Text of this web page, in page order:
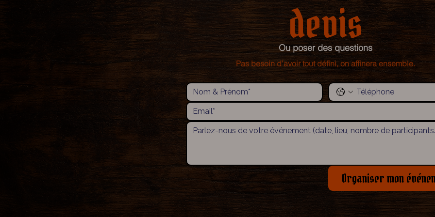
devis
Ou poser des questions
Pas besoin d’avoir tout défini, on affinera ensemble.
Organiser mon